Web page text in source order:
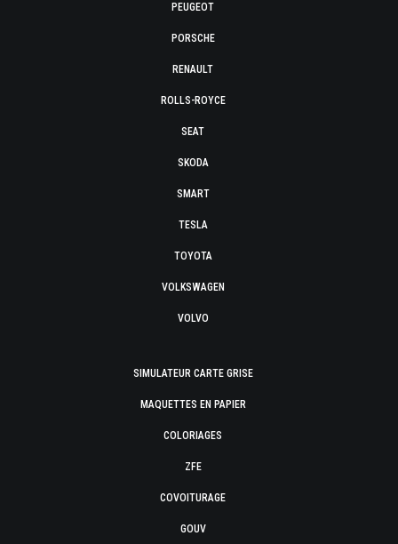
PEUGEOT
PORSCHE
RENAULT
ROLLS-ROYCE
SEAT
SKODA
SMART
TESLA
TOYOTA
VOLKSWAGEN
VOLVO
SIMULATEUR CARTE GRISE
MAQUETTES EN PAPIER
COLORIAGES
ZFE
COVOITURAGE
GOUV